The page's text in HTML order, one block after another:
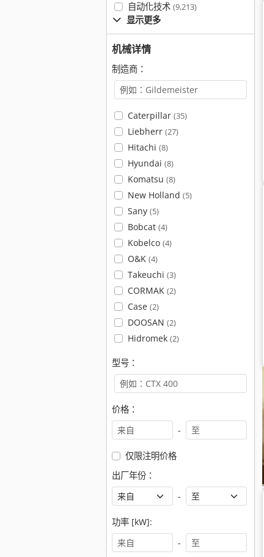
自动化技术 (9,213)
显示更多
机械详情
制造商：
Caterpillar (35)
Liebherr (27)
Hitachi (8)
Hyundai (8)
Komatsu (8)
New Holland (5)
Sany (5)
Bobcat (4)
Kobelco (4)
O&K (4)
Takeuchi (3)
CORMAK (2)
Case (2)
DOOSAN (2)
Hidromek (2)
型号：
价格：
-
仅限注明价格
出厂年份：
-
功率 [kW]:
-